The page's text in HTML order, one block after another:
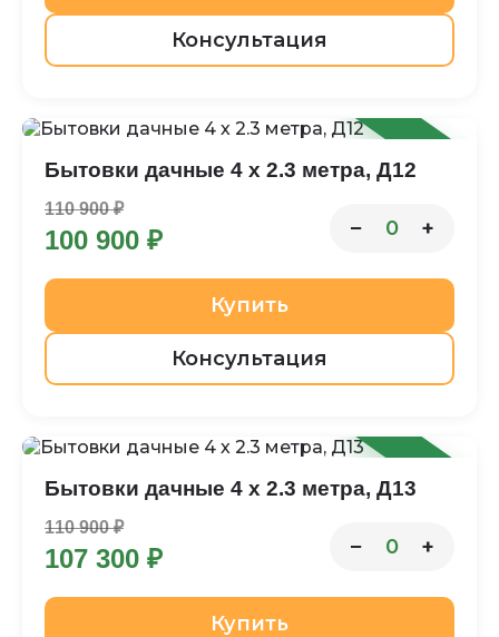
Консультация
-9%
Бытовки дачные 4 х 2.3 метра, Д12
110 900 ₽
100 900 ₽ − 0 +
Купить
Консультация
-3%
Бытовки дачные 4 х 2.3 метра, Д13
110 900 ₽
107 300 ₽ − 0 +
Купить